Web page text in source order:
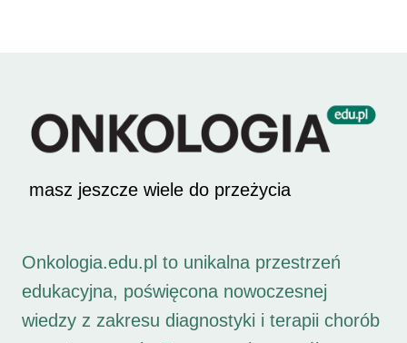
masz jeszcze wiele do przeżycia
Onkologia.edu.pl to unikalna przestrzeń
edukacyjna, poświęcona nowoczesnej
wiedzy z zakresu diagnostyki i terapii chorób